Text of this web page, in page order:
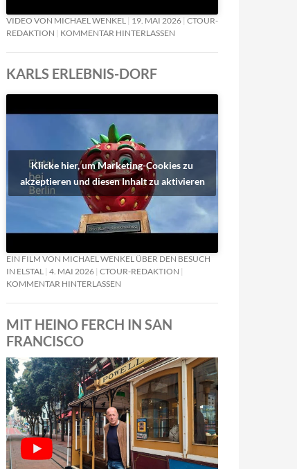
VIDEO VON MICHAEL WENKEL 19. MAI 2026 CTOUR-
REDAKTION
KOMMENTAR HINTERLASSEN
KARLS ERLEBNIS-DORF
Klicke hier, um Marketing-Cookies zu
akzeptieren und diesen Inhalt zu aktivieren
EIN FILM VON MICHAEL WENKEL ÜBER DEN BESUCH
IN ELSTAL 4. MAI 2026 CTOUR-REDAKTION
KOMMENTAR HINTERLASSEN
MIT HEINO FERCH IN SAN
FRANCISCO